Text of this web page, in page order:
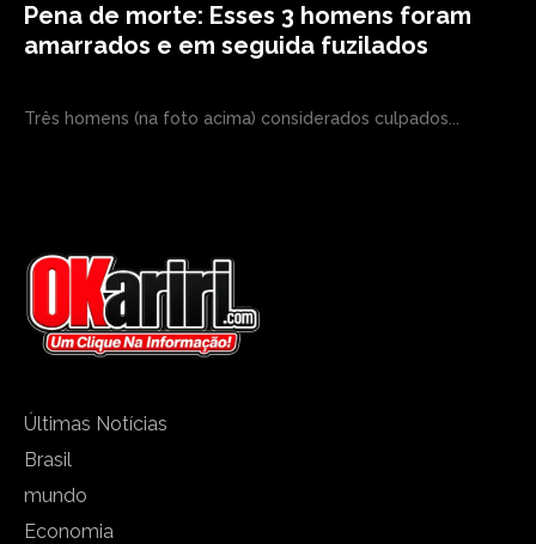
Pena de morte: Esses 3 homens foram
amarrados e em seguida fuzilados
Três homens (na foto acima) considerados culpados...
Últimas Notícias
Brasil
mundo
Economia